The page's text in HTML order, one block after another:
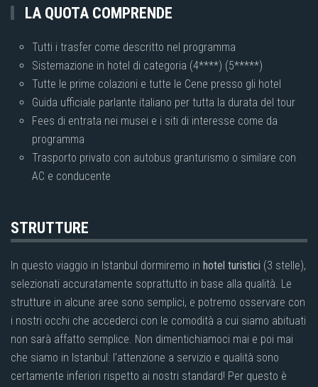
LA QUOTA COMPRENDE
Tutti i trasfer come descritto nel programma
Sistemazione in hotel di categoria (4****) (5*****)
Tutte le prime colazioni e tutte le Cene presso gli hotel
Guida ufficiale parlante italiano per tutta la durata del tour
Fees di entrata nei musei e i siti di interesse come da
programma
Trasporto privato con autobus granturismo o similare con
AC e conducente
STRUTTURE
In questo viaggio in Istanbul dormiremo in hotel turistici (3 stelle),
selezionati accuratamente soprattutto in base alla qualità. Le
strutture in alcune aree sono semplici, e potremo osservare con
i nostri occhi che accederci con le comodità a cui siamo abituati
non sarà affatto semplice. Non dimentichiamoci mai e poi mai
che siamo in Istanbul: l'attenzione a servizio e qualità sono
certamente inferiori rispetto ai nostri standard! Per questo è